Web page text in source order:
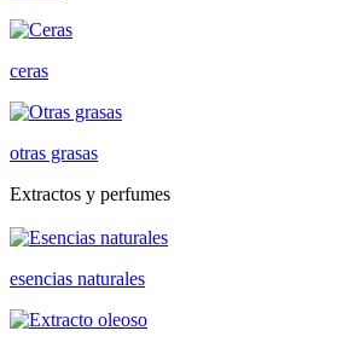
ceras
otras grasas
Extractos y perfumes
esencias naturales